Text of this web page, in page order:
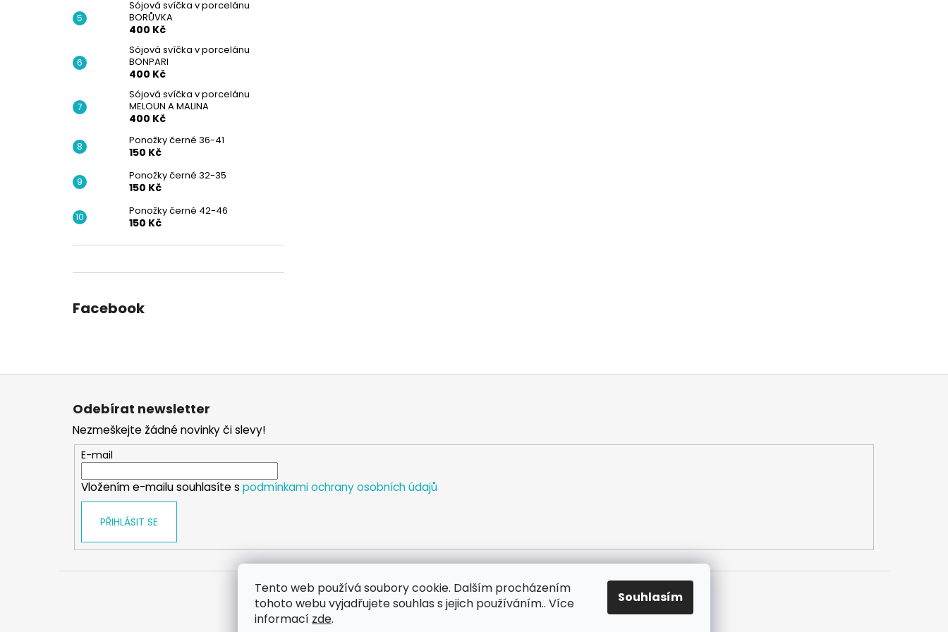
Tento web používá soubory cookie. Dalším procházením
tohoto webu vyjadřujete souhlas s jejich používáním.. Více
informací zde.
Souhlasím
Sójová svíčka v porcelánu
BORŮVKA
400 Kč
Sójová svíčka v porcelánu
BONPARI
400 Kč
Sójová svíčka v porcelánu
MELOUN A MALINA
400 Kč
Ponožky černé 36-41
150 Kč
Ponožky černé 32-35
150 Kč
Ponožky černé 42-46
150 Kč
Facebook
Z
Odebírat newsletter
Nezmeškejte žádné novinky či slevy!
E-mail
Vložením e-mailu souhlasíte s podmínkami ochrany osobních údajů
PŘIHLÁSIT SE
WEB FACEBOOK INSTAGRAM YOUTUBE